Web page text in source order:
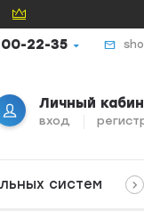
22-35
Личный
вход
систем